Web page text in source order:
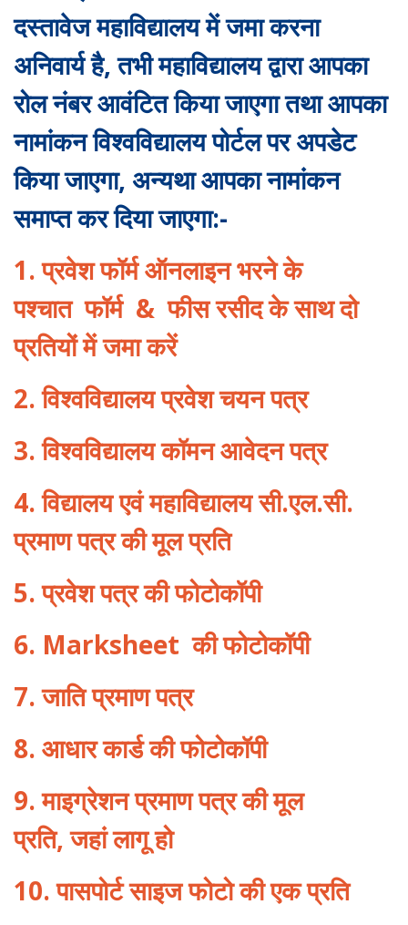
दस्तावेज महाविद्यालय में जमा करना
अनिवार्य है, तभी महाविद्यालय द्वारा आपका
रोल नंबर आवंटित किया जाएगा तथा आपका
नामांकन विश्वविद्यालय पोर्टल पर अपडेट
किया जाएगा, अन्यथा आपका नामांकन
समाप्त कर दिया जाएगा:-
1. प्रवेश फॉर्म ऑनलाइन भरने के
पश्चात फॉर्म & फीस रसीद के साथ दो
प्रतियों में जमा करें
2. विश्वविद्यालय प्रवेश चयन पत्र
3. विश्वविद्यालय कॉमन आवेदन पत्र
4. विद्यालय एवं महाविद्यालय सी.एल.सी.
प्रमाण पत्र की मूल प्रति
5. प्रवेश पत्र की फोटोकॉपी
6. Marksheet की फोटोकॉपी
7. जाति प्रमाण पत्र
8. आधार कार्ड की फोटोकॉपी
9. माइग्रेशन प्रमाण पत्र की मूल
प्रति,जहां लागू हो
10. पासपोर्ट साइज फोटो की एक प्रति